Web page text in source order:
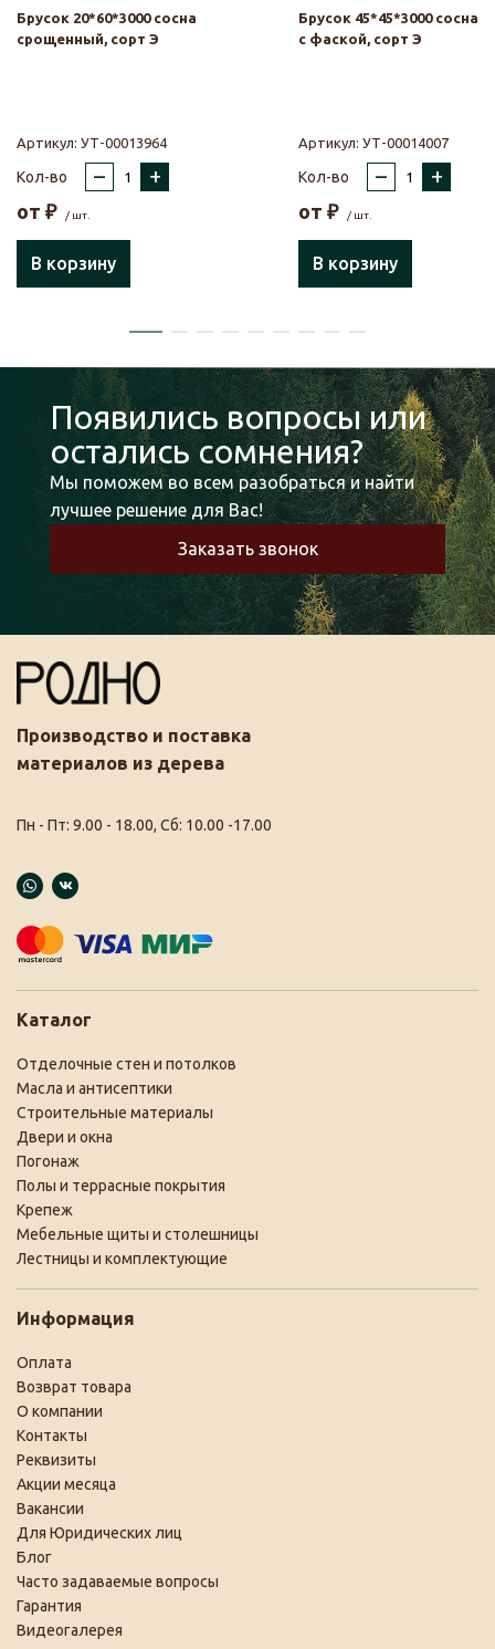
Брусок 20*60*3000 сосна
срощенный, сорт Э
Артикул: УТ-00013964
Кол-во – +
от ₽ / шт.
В корзину
Брусок 45*45*3000 сосна
с фаской, сорт Э
Артикул: УТ-00014007
Кол-во – +
от ₽ / шт.
В корзину
Появились вопросы или
остались сомнения?
Мы поможем во всем разобраться и найти
лучшее решение для Вас!
Заказать звонок
Производство и поставка
материалов из дерева
Пн - Пт: 9.00 - 18.00, Сб: 10.00 -17.00
Каталог
Отделочные стен и потолков
Масла и антисептики
Строительные материалы
Двери и окна
Погонаж
Полы и террасные покрытия
Крепеж
Мебельные щиты и столешницы
Лестницы и комплектующие
Информация
Оплата
Возврат товара
О компании
Контакты
Реквизиты
Акции месяца
Вакансии
Для Юридических лиц
Блог
Часто задаваемые вопросы
Гарантия
Видеогалерея